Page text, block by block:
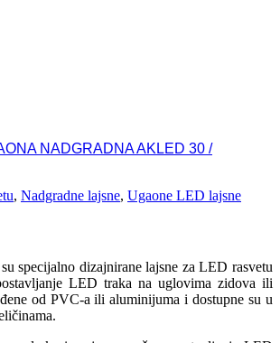
NADGRADNA AKLED 30 /
, Nadgradne lajsne, Ugaone LED lajsne
specijalno dizajnirane lajsne za LED rasvetu
LED traka na uglovima zidova ili
od PVC-a ili aluminijuma i dostupne su u